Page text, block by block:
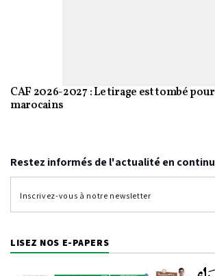
CAF 2026-2027 : Le tirage est tombé
marocains
Restez informés de l'actualité en continu
LISEZ NOS E-PAPERS